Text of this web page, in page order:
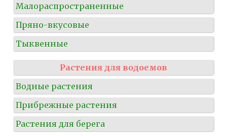
Малораспространенные
Пряно-вкусовые
Тыквенные
Растения для водоемов
Водные растения
Прибрежные растения
Растения для берега